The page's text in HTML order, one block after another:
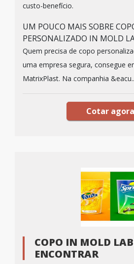
custo-benefício.
UM POUCO MAIS SOBRE
PERSONALIZADO IN MOLD
Quem precisa de copo
uma empresa segura, consegue
MatrixPlast. Na companhia
Cotar agora
COPO IN MOLD
ENCONTRAR